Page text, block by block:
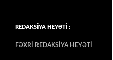
REDAKSİYA HEYƏTİ :
FƏXRİ REDAKSİYA HEYƏTİ